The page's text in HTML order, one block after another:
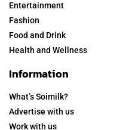
Entertainment
Fashion
Food and Drink
Health and Wellness
Information
What’s Soimilk?
Advertise with us
Work with us